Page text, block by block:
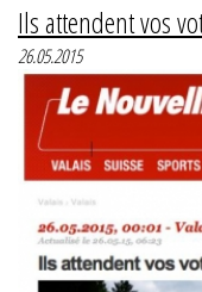
Ils attendent vos
26.05.2015